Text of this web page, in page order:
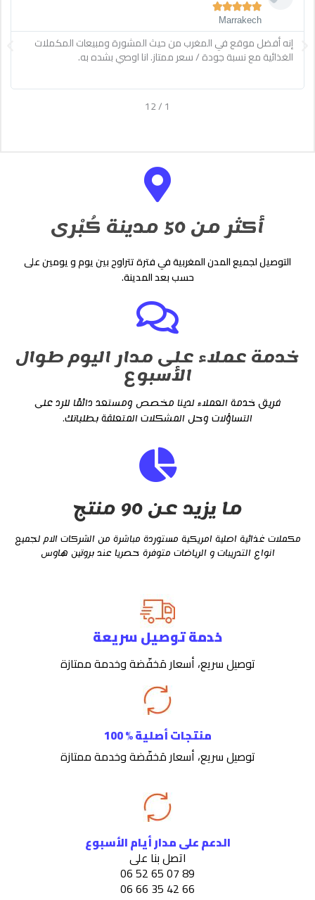





Marrakech
إنه أفضل موقع في المغرب من حيث المشورة ومبيعات المكملات
الغذائية مع نسبة جودة / سعر ممتاز. انا اوصي بشده به.
1
/
12
Previous
أكثر من 50 مدينة كُبْرى
التوصيل لجميع المدن المغربية في فترة تتراوح بين يوم و يومين على
حسب بعد المدينة.
خدمة عملاء على مدار اليوم طوال
الأسبوع
فريق خدمة العملاء لدينا مخصص ومستعد دائمًا للرد على
التساؤلات وحل المشكلات المتعلقة بطلباتك.
ما يزيد عن 90 منتج
مكملات غذائية اصلية امريكية مستوردة مباشرة من الشركات الام لجميع
انواع التدريبات و الرياضات متوفرة حصريا عند بروتين هاوس
خدمة توصيل سريعة
توصيل سريع، أسعار مَخفّضة وخدمة ممتازة
منتجات أصلية % 100
توصيل سريع، أسعار مَخفّضة وخدمة ممتازة
الدعم على مدار أيام الأسبوع
اتصل بنا على
89 07 65 52 06
66 42 35 66 06